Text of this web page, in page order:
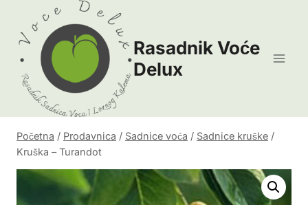
content
Rasadnik Voće
Delux
Početna / Prodavnica / Sadnice voća / Sadnice kruške /
Kruška – Turandot